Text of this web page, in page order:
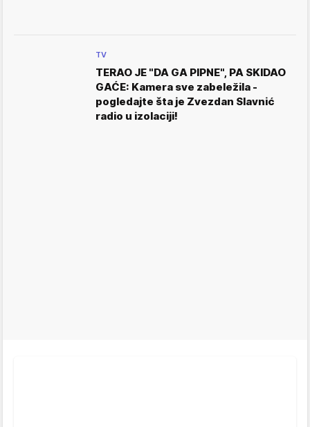
TV
TERAO JE "DA GA PIPNE", PA SKIDAO
GAĆE: Kamera sve zabeležila -
pogledajte šta je Zvezdan Slavnić
radio u izolaciji!